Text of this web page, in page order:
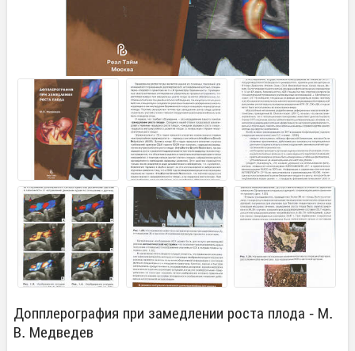
Допплерография при замедлении роста плода - М.
В. Медведев